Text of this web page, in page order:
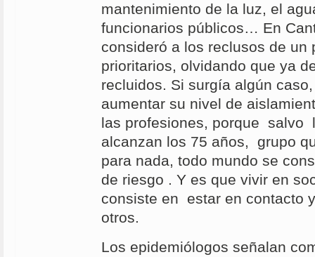
mantenimiento de la luz, el
funcionarios públicos… En
consideró a los reclusos de un
prioritarios, olvidando que ya
recluidos. Si surgía algún
aumentar su nivel de
las profesiones, porque salvo
alcanzan los 75 años, grupo
para nada, todo mundo se
de riesgo . Y es que vivir en
consiste en estar en contacto
otros.
Los epidemiólogos señalan